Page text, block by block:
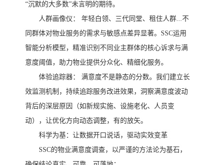
“沉默的大多数”未言明的期待。
人群画像仪：
年轻白领、三代同堂、租住人群...不
同群体对物业服务的需求与敏感点差异显著。SSC运用
智能分析模型，精准识别不同业主群体的核心诉求与满
意度阈值，助力物业提供分众化、精细化服务。
体验追踪器：
满意度不是静态的分数。我们建立长
效监测机制，持续追踪服务改进效果，洞察满意度波动
背后的深层原因（如新规实施、设施老化、人员变
动），让优化方向动态调整，有的放矢。
科学为基：让数据开口说话，驱动实效变革
SSC的物业满意度调查，以严谨的方法论为基石，